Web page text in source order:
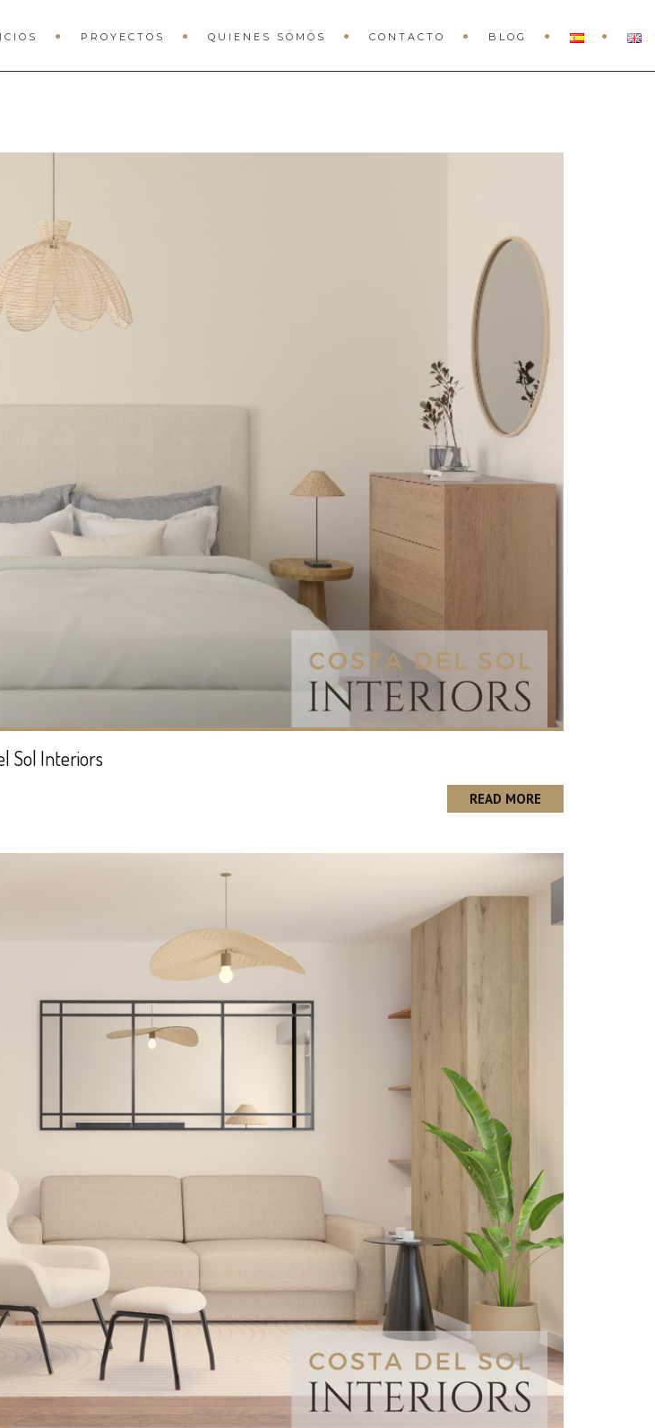
PROYECTOS QUIENES SOMOS CONTACTO BLOG
Sol Interiors
READ MORE